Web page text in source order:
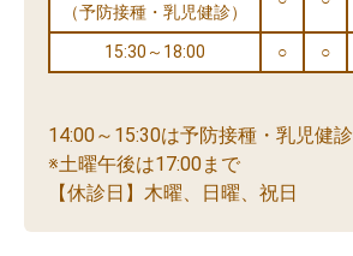
（予防接種・乳児健診）
15:30～18:00 ○ ○
14:00～15:30は予防接種・乳児健診
※土曜午後は17:00まで
【休診日】木曜、日曜、祝日